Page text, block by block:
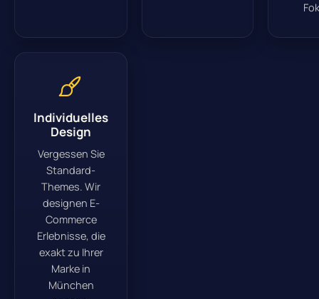
Individuelles
Design
Vergessen Sie
Standard-
Themes. Wir
designen E-
Commerce
Erlebnisse, die
exakt zu Ihrer
Marke in
München